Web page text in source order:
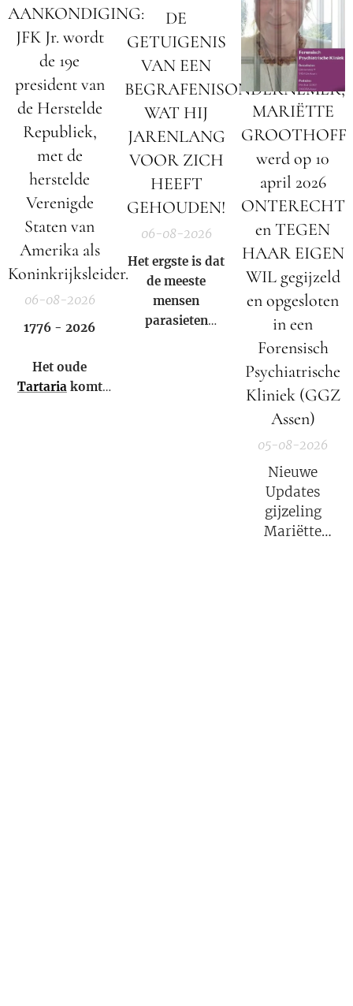
AANKONDIGING:
JFK Jr. wordt
de 19e
president van
de Herstelde
Republiek,
met de
herstelde
Verenigde
Staten van
Amerika als
Koninkrijksleider.
06-08-2026
1776 - 2026
Het oude
Tartaria komt
DE
GETUIGENIS
VAN EEN
BEGRAFENISONDERNEMER;
WAT HIJ
JARENLANG
VOOR ZICH
HEEFT
GEHOUDEN!
06-08-2026
Het ergste is dat
de meeste
mensen
parasieten
MARIËTTE
GROOTHOFF
werd op 10
april 2026
ONTERECHT
en TEGEN
HAAR EIGEN
WIL gegijzeld
en opgesloten
in een
Forensisch
Psychiatrische
Kliniek (GGZ
Assen)
05-08-2026
Nieuwe
Updates
gijzeling
Mariëtte